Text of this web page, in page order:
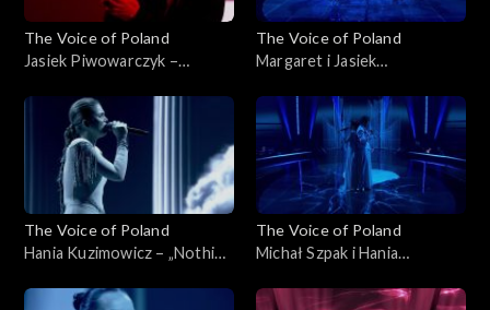
The Voice of Poland
Jasiek Piwowarczyk –
Voice of Poland”, Finał, 29
listopada 2025
The Voice of Poland
Margaret i Jasiek
„The Voice of Poland”, Finał,
29 listopada 2025
The Voice of Poland
Hania Kuzimowicz – „Nothing
Poland”, Finał, 29 listopada
The Voice of Poland
Michał Szpak i Hania
„The Voice of Poland”, Finał,